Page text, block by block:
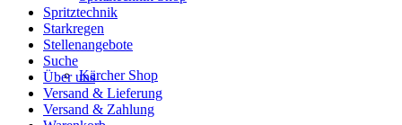
Kärcher Shop
Spritztechnik
Starkregen
Stellenangebote
Suche
Über uns
Versand & Lieferung
Versand & Zahlung